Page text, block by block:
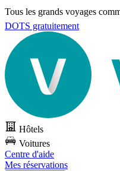
Tous les grands voyages
DOTS gratuitement
Hôtels
Voitures
Centre d'aide
Mes réservations